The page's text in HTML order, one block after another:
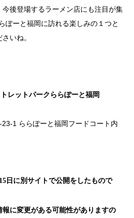
後登場するラーメン店にも注目が集
ぽーと福岡に訪れる楽しみの１つと
いね。
レットパークららぽーと福岡
1 ららぽーと福岡フードコート内
日に別サイトで公開をしたもので
に変更がある可能性がありますの